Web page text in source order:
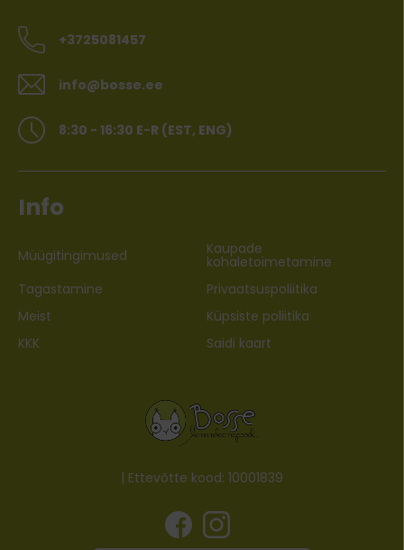
+3725081457
info@bosse.ee
8:30 - 16:30 E-R (EST, ENG)
Info
Müügitingimused Kaupade
kohaletoimetamine
Tagastamine
Privaatsuspoliitika
Meist
Küpsiste poliitika
KKK
Saidi kaart
| Ettevõtte kood: 10001839